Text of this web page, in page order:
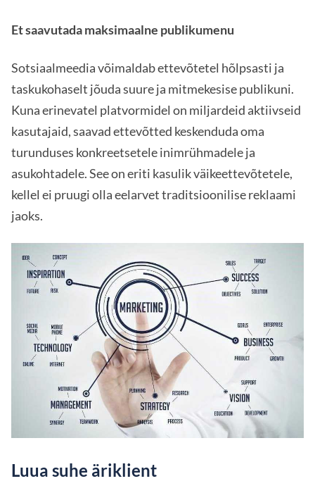
Et saavutada maksimaalne publikumenu
Sotsiaalmeedia võimaldab ettevõtetel hõlpsasti ja
taskukohaselt jõuda suure ja mitmekesise publikuni.
Kuna erinevatel platvormidel on miljardeid aktiivseid
kasutajaid, saavad ettevõtted keskenduda oma
turunduses konkreetsetele inimrühmadele ja
asukohtadele. See on eriti kasulik väikeettevõtetele,
kellel ei pruugi olla eelarvet traditsioonilise reklaami
jaoks.
Luua suhe äriklient